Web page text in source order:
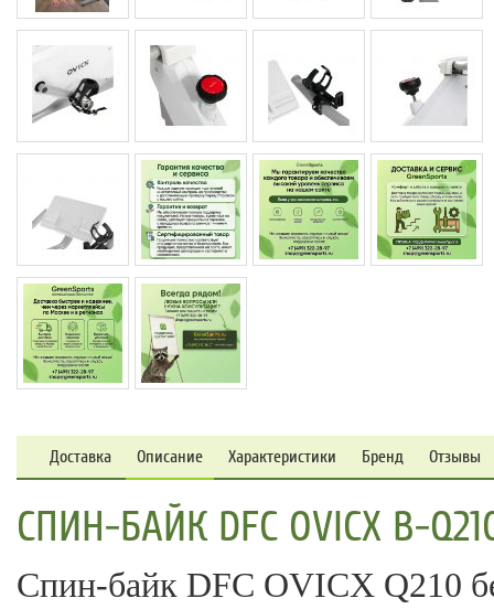
Доставка Описание Характеристики Бренд Отзывы
СПИН-БАЙК DFC OVICX B-
Спин-байк DFC OVICX Q210